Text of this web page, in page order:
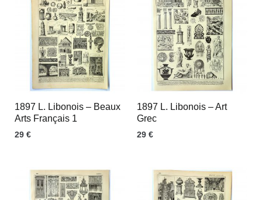
1897 L. Libonois – Beaux
Arts Français 1
29 €
1897 L. Libonois – Art
Grec
29 €